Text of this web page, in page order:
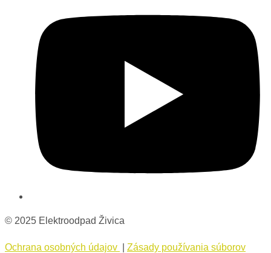
© 2025 Elektroodpad Živica
Ochrana osobných údajov
Zásady používania súborov